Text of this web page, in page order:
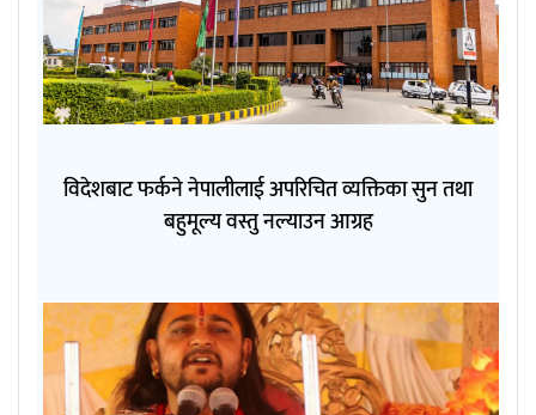
विदेशबाट फर्कने नेपालीलाई अपरिचित व्यक्तिका सुन तथा
बहुमूल्य वस्तु नल्याउन आग्रह